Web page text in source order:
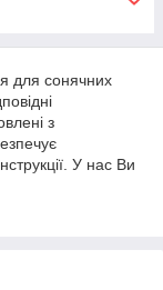
для сонячних
з
У нас Ви
Києві або